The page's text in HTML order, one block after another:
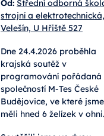
Od: Střední odborná
strojní a elektrotechnická,
Velešín, U Hřiště 527
Dne 24.4.2026 proběhla
krajská soutěž v
programování pořádaná
společností M-Tes České
Budějovice, ve které jsme
měli hned 6 želízek v ohni.